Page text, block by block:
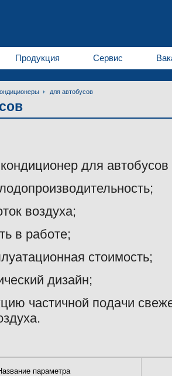
Продукция Сервис
для автобусов
для автобусов
воздуха;
в работе;
стоимость;
дизайн;
частичной подачи
параметра